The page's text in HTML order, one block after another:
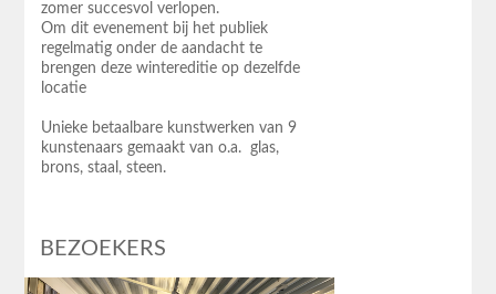
zomer succesvol verlopen.
Om dit evenement bij het publiek
regelmatig onder de aandacht te
brengen deze wintereditie op dezelfde
locatie
Unieke betaalbare kunstwerken van 9
kunstenaars gemaakt van o.a. glas,
brons, staal, steen.
BEZOEKERS